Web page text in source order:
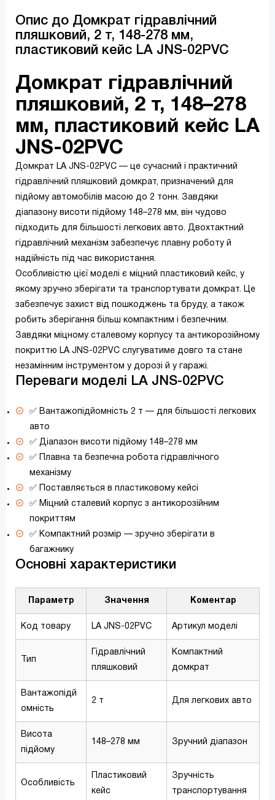
Опис до Домкрат гідравлічний
пляшковий, 2 т, 148-278 мм,
пластиковий кейс LA JNS-02PVC
Домкрат гідравлічний
пляшковий, 2 т, 148–278
мм, пластиковий кейс LA
JNS-02PVC
Домкрат LA JNS-02PVC — це сучасний і практичний
гідравлічний пляшковий домкрат, призначений для
підйому автомобілів масою до 2 тонн. Завдяки
діапазону висоти підйому 148–278 мм, він чудово
підходить для більшості легкових авто. Двохтактний
гідравлічний механізм забезпечує плавну роботу й
надійність під час використання.
Особливістю цієї моделі є міцний пластиковий кейс, у
якому зручно зберігати та транспортувати домкрат. Це
забезпечує захист від пошкоджень та бруду, а також
робить зберігання більш компактним і безпечним.
Завдяки міцному сталевому корпусу та антикорозійному
покриттю LA JNS-02PVC слугуватиме довго та стане
незамінним інструментом у дорозі й у гаражі.
Переваги моделі LA JNS-02PVC
✅ Вантажопідйомність 2 т — для більшості легкових
авто
✅ Діапазон висоти підйому 148–278 мм
✅ Плавна та безпечна робота гідравлічного
механізму
✅ Поставляється в пластиковому кейсі
✅ Міцний сталевий корпус з антикорозійним
покриттям
✅ Компактний розмір — зручно зберігати в
багажнику
Основні характеристики
Параметр Значення Коментар
Код товару LA JNS-02PVC Артикул моделі
Тип
Гідравлічний
пляшковий
Компактний
домкрат
Вантажопідй
омність
2 т Для легкових авто
Висота
підйому
148–278 мм Зручний діапазон
Особливість
Пластиковий
кейс
Зручність
транспортування